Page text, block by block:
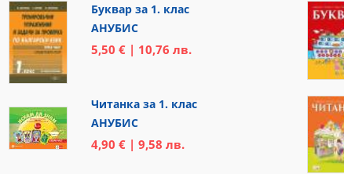
Буквар за 1. клас
АНУБИС
5,50 € | 10,76 лв.
Читанка за 1. клас
АНУБИС
4,90 € | 9,58 лв.